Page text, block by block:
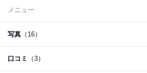
メニュー
写真 （16）
口コミ （3）